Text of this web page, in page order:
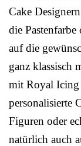
Cake
die
auf die
ganz klassisch
mit Royal Icing
personalisierte
Figuren oder
natürlich auch